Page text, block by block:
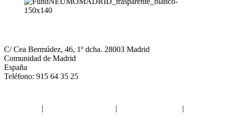
C/ Cea Bermúdez, 46, 1º dcha. 28003 Madrid
Comunidad de Madrid
España
Teléfono: 915 64 35 25
| | |